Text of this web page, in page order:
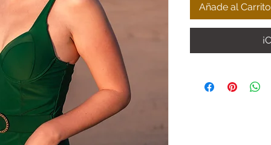
Añade al Carrito